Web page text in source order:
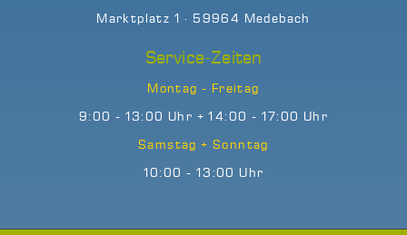
Marktplatz 1 · 59964 Medebach
Service-Zeiten
Montag - Freitag
9:00 - 13:00 Uhr + 14:00 - 17:00 Uhr
Samstag + Sonntag
10:00 - 13:00 Uhr